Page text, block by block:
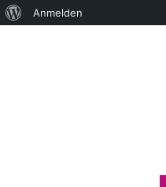
Über
Anmelden